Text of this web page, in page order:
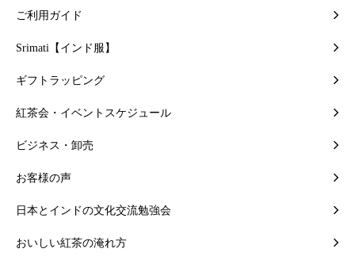
ご利用ガイド
Srimati【インド服】
ギフトラッピング
紅茶会・イベントスケジュール
ビジネス・卸売
お客様の声
日本とインドの文化交流勉強会
おいしい紅茶の淹れ方